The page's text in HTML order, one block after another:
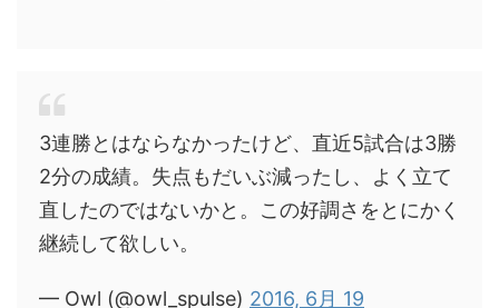
3連勝とはならなかったけど、直近5試合は3勝
2分の成績。失点もだいぶ減ったし、よく立て
直したのではないかと。この好調さをとにかく
継続して欲しい。
— Owl (@owl_spulse) 2016, 6月 19